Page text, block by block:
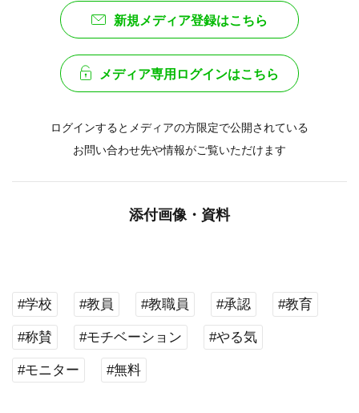
新規メディア登録はこちら
メディア専用ログインはこちら
ログインするとメディアの方限定で公開されている
お問い合わせ先や情報がご覧いただけます
添付画像・資料
#学校 #教員 #教職員 #承認 #教育
#称賛 #モチベーション #やる気
#モニター #無料